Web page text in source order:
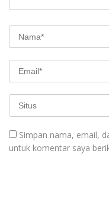
Simpan nama, email,
untuk komentar saya